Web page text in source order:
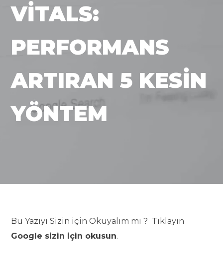
VITALS:
PERFORMANS
ARTIRAN 5 KESIN
YÖNTEM
Bu Yazıyı Sizin için Okuyalım mı ? Tıklayın
Google sizin için okusun.